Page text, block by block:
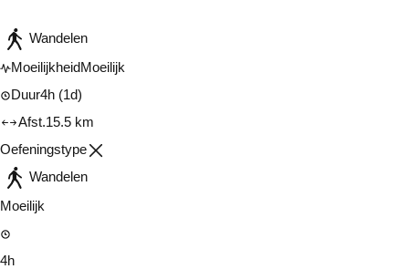
Wandelen
MoeilijkheidMoeilijk
Duur4h (1d)
Afst.15.5 km
Oefeningstype
Wandelen
Moeilijk
4h